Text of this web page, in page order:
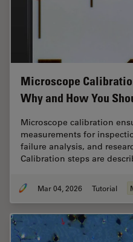
Microscope
Why and How You
Microscope calibration
measurements for
failure analysis, and
Calibration steps are
Mar 04, 2026 Tutorial